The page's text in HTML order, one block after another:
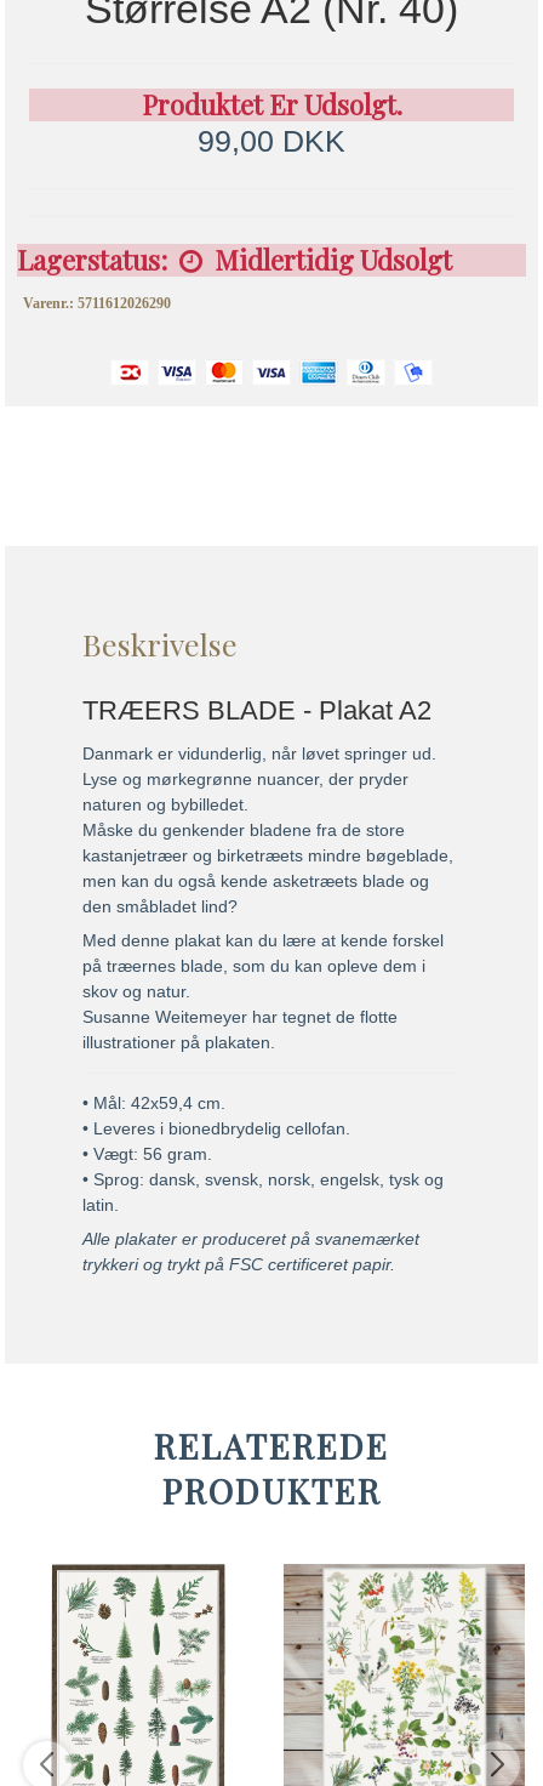
Produktet Er Udsolgt.
99,00 DKK
Lagerstatus: Midlertidig Udsolgt
Varenr.: 5711612026290
Beskrivelse
TRÆERS BLADE - Plakat A2
Danmark er vidunderlig, når løvet springer ud.
Lyse og mørkegrønne nuancer, der pryder
naturen og bybilledet.
Måske du genkender bladene fra de store
kastanjetræer og birketræets mindre bøgeblade,
men kan du også kende asketræets blade og
den småbladet lind?
Med denne plakat kan du lære at kende forskel
på træernes blade, som du kan opleve dem i
skov og natur.
Susanne Weitemeyer har tegnet de flotte
illustrationer på plakaten.
• Mål: 42x59,4 cm.
• Leveres i bionedbrydelig cellofan.
• Vægt: 56 gram.
• Sprog: dansk, svensk, norsk, engelsk, tysk og
latin.
Alle plakater er produceret på svanemærket
trykkeri og trykt på FSC certificeret papir.
RELATEREDE
PRODUKTER